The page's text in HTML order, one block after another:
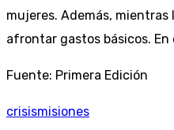
mujeres. Además,
afrontar gastos básicos.
Fuente: Primera Edición
crisismisiones